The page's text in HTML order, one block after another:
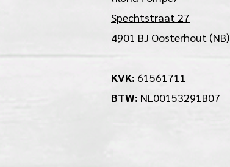
Spechtstraat 27
4901 BJ Oosterhout (NB)
KVK: 61561711
BTW: NL00153291B07